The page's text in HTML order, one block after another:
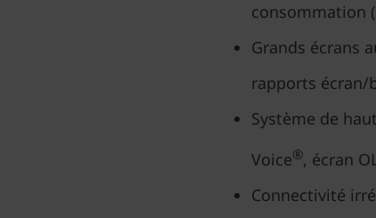
consommation
Grands écrans
rapports écran/
Système de
Voice®, écran
Connectivité